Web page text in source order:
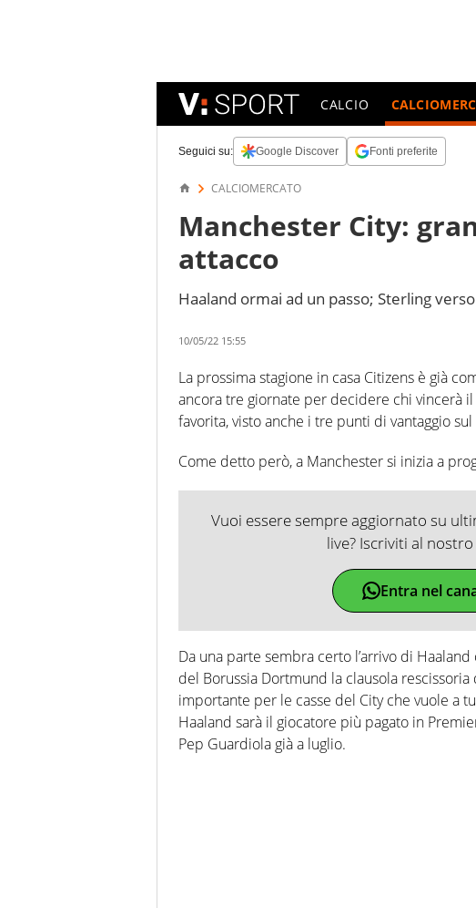
CALCIO
Seguici su: Google Discover Fonti preferite
CALCIOMERCATO
Manchester City:
attacco
Haaland ormai ad un passo; Sterling
10/05/22 15:55
La prossima stagione in casa Citizens è già
ancora tre giornate per decidere chi vincerà
favorita, visto anche i tre punti di vantaggio
Come detto però, a Manchester si inizia a
Vuoi essere sempre aggiornato su
live? Iscriviti al
Entra nel
Da una parte sembra certo l’arrivo di
del Borussia Dortmund la clausola
importante per le casse del City che vuole a
Haaland sarà il giocatore più pagato in
Pep Guardiola già a luglio.